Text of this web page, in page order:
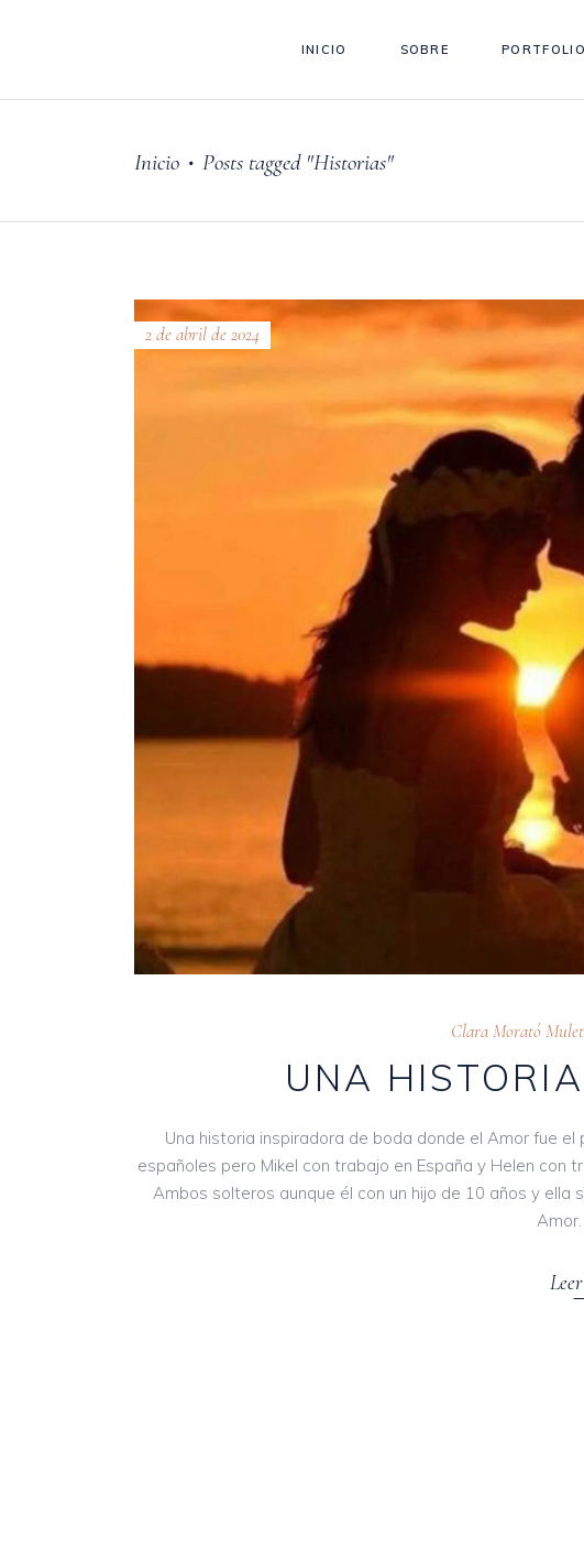
INICIO SOBRE PORTFOLIO
Inicio • Posts tagged "Historias"
2 de abril de 2024
Clara Morató Mulet
UNA
Una historia inspiradora de boda donde el Amor fue
españoles pero Mikel con trabajo en España y Helen con
Ambos solteros aunque él con un hijo de 10 años y ella
Amor.